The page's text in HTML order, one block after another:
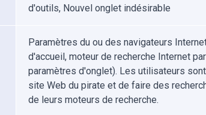
d'outils, Nouvel onglet indésirable
Paramètres du ou des navigateurs
d'accueil, moteur de recherche Internet
paramètres d'onglet). Les utilisateurs
site Web du pirate et de faire des
de leurs moteurs de recherche.